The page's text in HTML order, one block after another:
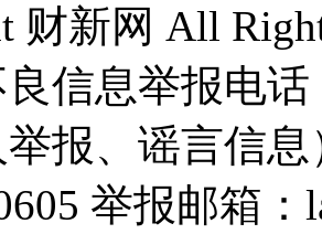
财新网 All
信息举报电
举报、谣言信
举报邮箱